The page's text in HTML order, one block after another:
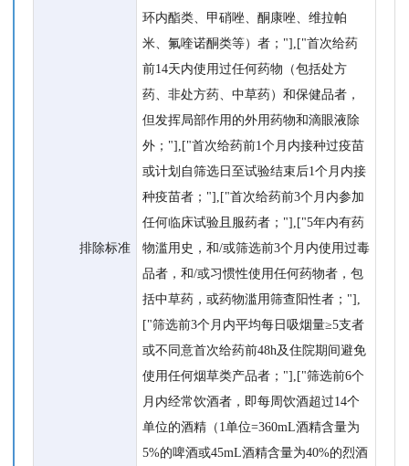
排除标准
环内酯类、甲硝唑、酮康唑、维拉帕
米、氟喹诺酮类等）者；"],["首次给药
前14天内使用过任何药物（包括处方
药、非处方药、中草药）和保健品者，
但发挥局部作用的外用药物和滴眼液除
外；"],["首次给药前1个月内接种过疫苗
或计划自筛选日至试验结束后1个月内接
种疫苗者；"],["首次给药前3个月内参加
任何临床试验且服药者；"],["5年内有药
物滥用史，和/或筛选前3个月内使用过毒
品者，和/或习惯性使用任何药物者，包
括中草药，或药物滥用筛查阳性者；"],
["筛选前3个月内平均每日吸烟量≥5支者
或不同意首次给药前48h及住院期间避免
使用任何烟草类产品者；"],["筛选前6个
月内经常饮酒者，即每周饮酒超过14个
单位的酒精（1单位=360mL酒精含量为
5%的啤酒或45mL酒精含量为40%的烈酒